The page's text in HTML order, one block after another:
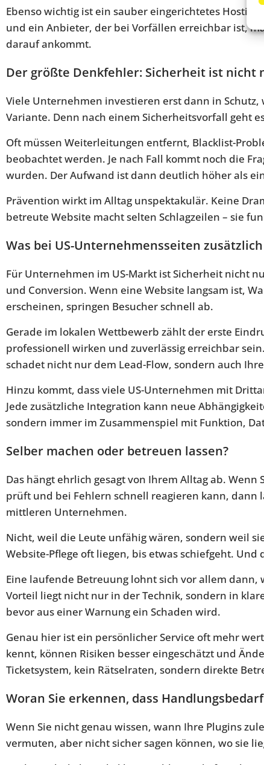
Ebenso wichtig ist ein sauber eingerichtetes
und ein Anbieter, der bei Vorfällen erreichbar ist,
darauf ankommt.
Der größte Denkfehler: Sicherheit ist nicht
Viele Unternehmen investieren erst dann in
Variante. Denn nach einem Sicherheitsvorfall geht
Oft müssen Weiterleitungen entfernt, Blacklist-
beobachtet werden. Je nach Fall kommt noch die
wurden. Der Aufwand ist dann deutlich höher als
Prävention wirkt im Alltag unspektakulär. Keine
betreute Website macht selten Schlagzeilen – sie
Was bei US-Unternehmensseiten
Für Unternehmen im US-Markt ist Sicherheit nicht
und Conversion. Wenn eine Website langsam ist,
erscheinen, springen Besucher schnell ab.
Gerade im lokalen Wettbewerb zählt der erste
professionell wirken und zuverlässig erreichbar
schadet nicht nur dem Lead-Flow, sondern auch
Hinzu kommt, dass viele US-Unternehmen mit
Jede zusätzliche Integration kann neue
sondern immer im Zusammenspiel mit Funktion,
Selber machen oder betreuen lassen?
Das hängt ehrlich gesagt von Ihrem Alltag ab.
prüft und bei Fehlern schnell reagieren kann, dann
mittleren Unternehmen.
Nicht, weil die Leute unfähig wären, sondern weil
Website-Pflege oft liegen, bis etwas schiefgeht.
Eine laufende Betreuung lohnt sich vor allem
Vorteil liegt nicht nur in der Technik, sondern in
bevor aus einer Warnung ein Schaden wird.
Genau hier ist ein persönlicher Service oft mehr
kennt, können Risiken besser eingeschätzt und
Ticketsystem, kein Rätselraten, sondern direkte
Woran Sie erkennen, dass
Wenn Sie nicht genau wissen, wann Ihre Plugins
vermuten, aber nicht sicher sagen können, wo sie